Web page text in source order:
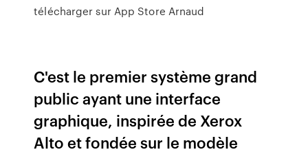
télécharger sur App Store Arnaud
C'est le premier système grand
public ayant une interface
graphique, inspirée de Xerox
Alto et fondée sur le modèle